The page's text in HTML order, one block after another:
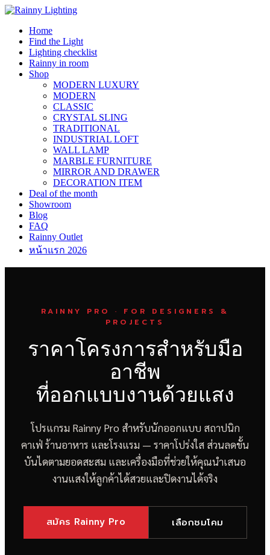
Skip
contentHome
Find the Light
Lighting checklist
Rainny in room
Shop
MODERN LUXURY
MODERN
CLASSIC
CRYSTAL SLING
TRADITIONAL
INDUSTRIAL LOFT
WALL LAMP
MARBLE FURNITURE
MIRROR AND DRAWER
DECORATION ITEM
Deal of the month
Showroom
Blog
FAQ
Rainny Outlet
หน้าแรก 2026
RAINNY PRO · FOR DESIGNERS &
PROJECTS
ราคาโครงการสำหรับมือ
อาชีพ
ที่ออกแบบงานด้วยแสง
โปรแกรม Rainny Pro สำหรับนักออกแบบ สถาปนิก
คาเฟ่ ร้านอาหาร และโรงแรม — ราคาโปร่งใส ส่วนลดขั้น
บันไดตามยอดสะสม และเครื่องมือที่ช่วยให้คุณนำเสนอ
งานแสงให้ลูกค้าได้สวยและปิดงานได้จริง
สมัคร Rainny Pro เลือกชมโคม